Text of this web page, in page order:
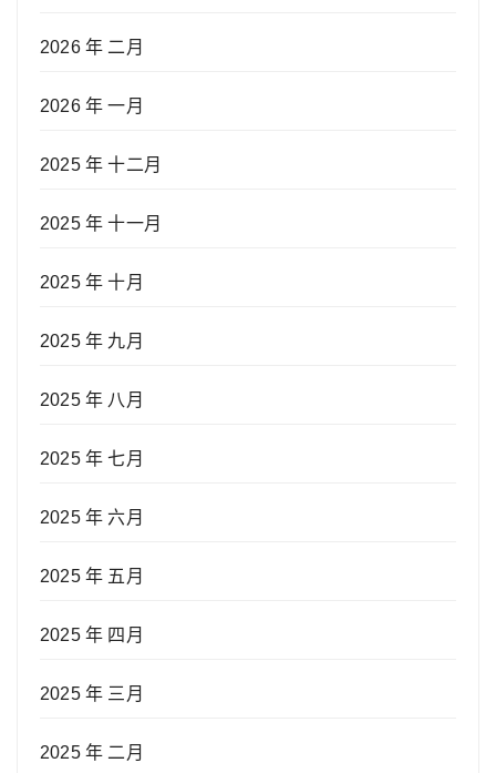
2026 年 二月
2026 年 一月
2025 年 十二月
2025 年 十一月
2025 年 十月
2025 年 九月
2025 年 八月
2025 年 七月
2025 年 六月
2025 年 五月
2025 年 四月
2025 年 三月
2025 年 二月